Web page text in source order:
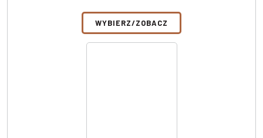
WYBIERZ/ZOBACZ